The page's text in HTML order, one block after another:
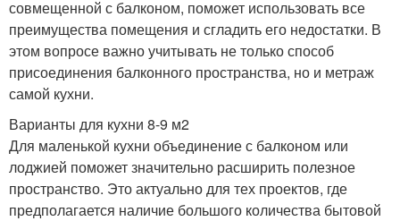
совмещенной с балконом, поможет использовать все
преимущества помещения и сгладить его недостатки. В
этом вопросе важно учитывать не только способ
присоединения балконного пространства, но и метраж
самой кухни.
Варианты для кухни 8-9 м2
Для маленькой кухни объединение с балконом или
лоджией поможет значительно расширить полезное
пространство. Это актуально для тех проектов, где
предполагается наличие большого количества бытовой